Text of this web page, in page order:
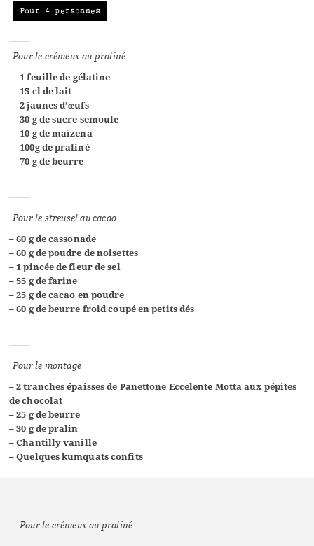
Pour 4 personnes
Pour le crémeux au praliné
–1 feuille de gélatine
– 15 cl de lait
– 2 jaunes d’œufs
– 30 g de sucre semoule
– 10 g de maïzena
– 100g de praliné
– 70 g de beurre
Pour le streusel au cacao
–60 g de cassonade
– 60 g de poudre de noisettes
– 1 pincée de fleur de sel
– 55 g de farine
– 25 g de cacao en poudre
– 60 g de beurre froid coupé en petits dés
Pour le montage
– 2 tranches épaisses de Panettone Eccelente Motta aux pépites
de chocolat
– 25 g de beurre
– 30 g de pralin
– Chantilly vanille
– Quelques kumquats confits
Pour le crémeux au praliné